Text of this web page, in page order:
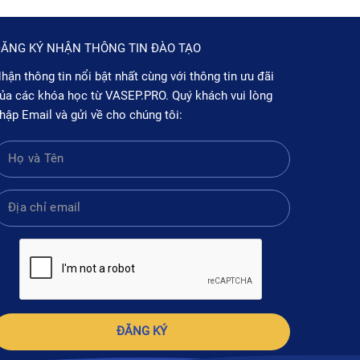
KÝ NHẬN THÔNG TIN ĐÀO TẠO
thông tin nổi bật nhất cùng với thông tin ưu đãi
các khóa học từ VASEP.PRO. Quý khách vui lòng
Email và gửi về cho chúng tôi:
ĐĂNG KÝ